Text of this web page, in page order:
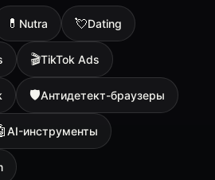
💊 Nutra 💘Dating
🎬TikTok Ads
🛡Антидетект-браузеры
AI-инструменты